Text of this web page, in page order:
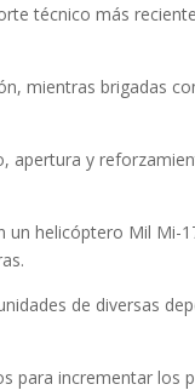
técnico más
mientras brigadas
apertura y
helicóptero Mil Mi-
de diversas
para incrementar los